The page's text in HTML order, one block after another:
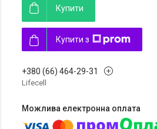
Купити
Купити з
+380 (66) 464-29-31
Lifecell